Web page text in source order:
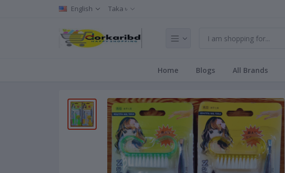
English Taka ৳
Home Blogs All Brands